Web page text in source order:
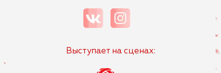
Выступает на сценах: